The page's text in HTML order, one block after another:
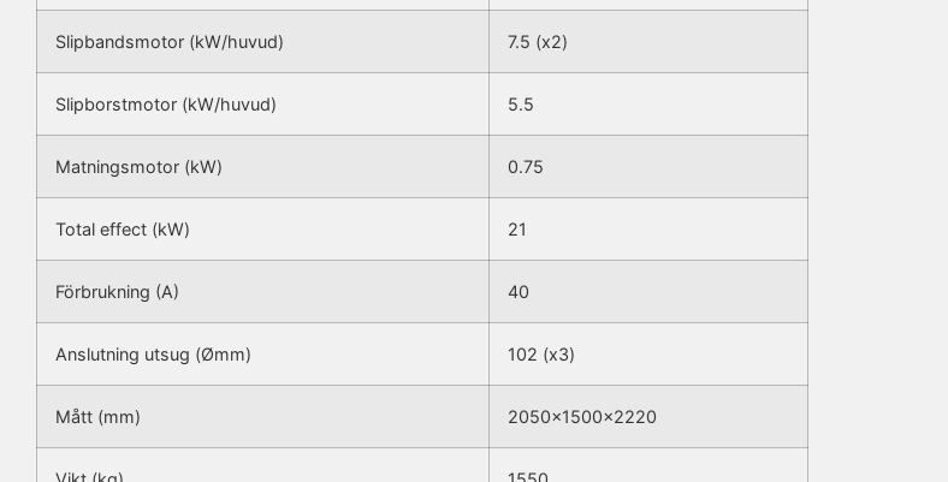
Slipbandsmotor (kW/huvud) 7.5 (x2)
Slipborstmotor (kW/huvud) 5.5
Matningsmotor (kW) 0.75
Total effect (kW) 21
Förbrukning (A) 40
Anslutning utsug (Ømm) 102 (x3)
Mått (mm) 2050x1500x2220